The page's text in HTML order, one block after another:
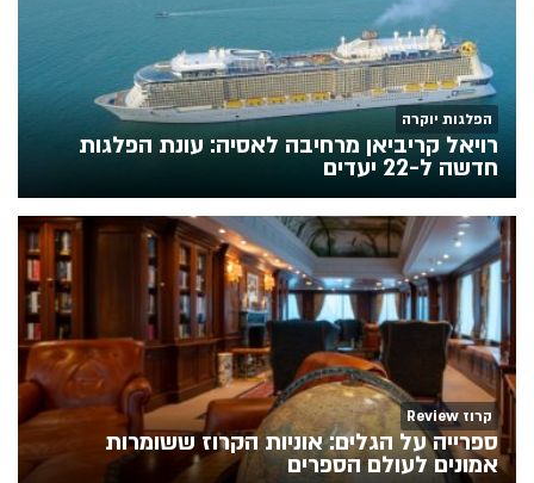
הפלגות יוקרה
רויאל קריביאן מרחיבה לאסיה: עונת הפלגות
חדשה ל-22 יעדים
קרוז Review
ספרייה על הגלים: אוניות הקרוז ששומרות
אמונים לעולם הספרים